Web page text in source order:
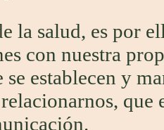
la salud, es por
con nuestra
establecen y
que